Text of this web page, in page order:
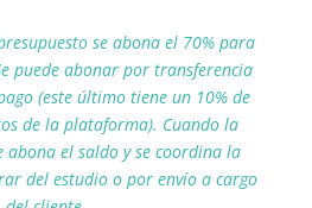
se abona el 70% para
puede abonar por transferencia
(este último tiene un 10% de
de la plataforma). Cuando la
abona el saldo y se coordina la
del estudio o por envío a cargo